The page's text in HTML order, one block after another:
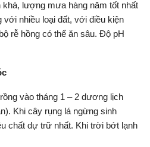
khá, lượng mưa hàng năm tốt nhất
nhiều loại đất, với điều kiện
rễ hồng có thể ăn sâu. Độ pH
vào tháng 1 – 2 dương lịch
Khi cây rụng lá ngừng sinh
chất dự trữ nhất. Khi trời bớt lạnh